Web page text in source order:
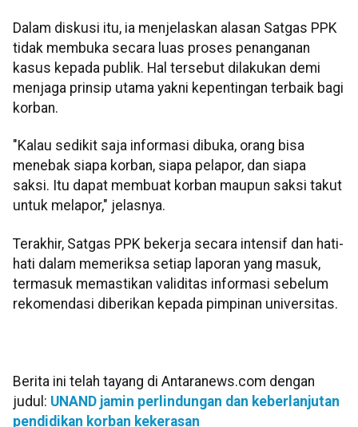
Dalam diskusi itu, ia menjelaskan alasan Satgas PPK
tidak membuka secara luas proses penanganan
kasus kepada publik. Hal tersebut dilakukan demi
menjaga prinsip utama yakni kepentingan terbaik bagi
korban.
"Kalau sedikit saja informasi dibuka, orang bisa
menebak siapa korban, siapa pelapor, dan siapa
saksi. Itu dapat membuat korban maupun saksi takut
untuk melapor," jelasnya.
Terakhir, Satgas PPK bekerja secara intensif dan hati-
hati dalam memeriksa setiap laporan yang masuk,
termasuk memastikan validitas informasi sebelum
rekomendasi diberikan kepada pimpinan universitas.
Berita ini telah tayang di Antaranews.com dengan
judul: UNAND jamin perlindungan dan keberlanjutan
pendidikan korban kekerasan